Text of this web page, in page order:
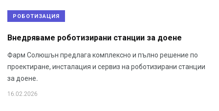
РОБОТИЗАЦИЯ
Внедряваме роботизирани станции за доене
Фарм Солюшън предлага комплексно и пълно решение по
проектиране, инсталация и сервиз на роботизирани станции
за доене.
16.02.2026